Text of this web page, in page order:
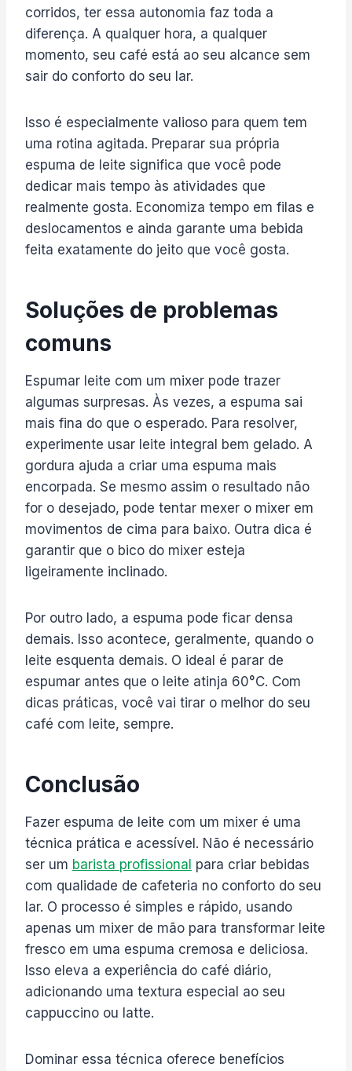
corridos, ter essa autonomia faz toda a
diferença. A qualquer hora, a qualquer
momento, seu café está ao seu alcance sem
sair do conforto do seu lar.
Isso é especialmente valioso para quem tem
uma rotina agitada. Preparar sua própria
espuma de leite significa que você pode
dedicar mais tempo às atividades que
realmente gosta. Economiza tempo em filas e
deslocamentos e ainda garante uma bebida
feita exatamente do jeito que você gosta.
Soluções de problemas
comuns
Espumar leite com um mixer pode trazer
algumas surpresas. Às vezes, a espuma sai
mais fina do que o esperado. Para resolver,
experimente usar leite integral bem gelado. A
gordura ajuda a criar uma espuma mais
encorpada. Se mesmo assim o resultado não
for o desejado, pode tentar mexer o mixer em
movimentos de cima para baixo. Outra dica é
garantir que o bico do mixer esteja
ligeiramente inclinado.
Por outro lado, a espuma pode ficar densa
demais. Isso acontece, geralmente, quando o
leite esquenta demais. O ideal é parar de
espumar antes que o leite atinja 60°C. Com
dicas práticas, você vai tirar o melhor do seu
café com leite, sempre.
Conclusão
Fazer espuma de leite com um mixer é uma
técnica prática e acessível. Não é necessário
ser um barista profissional para criar bebidas
com qualidade de cafeteria no conforto do seu
lar. O processo é simples e rápido, usando
apenas um mixer de mão para transformar leite
fresco em uma espuma cremosa e deliciosa.
Isso eleva a experiência do café diário,
adicionando uma textura especial ao seu
cappuccino ou latte.
Dominar essa técnica oferece benefícios